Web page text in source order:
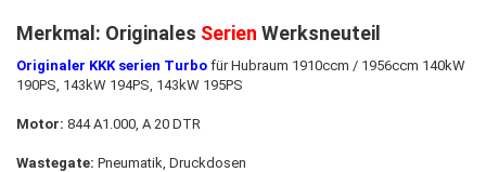
Merkmal: Originales Serien Werksneuteil
Originaler KKK serien Turbo für Hubraum 1910ccm / 1956ccm 140kW
190PS, 143kW 194PS, 143kW 195PS
Motor: 844 A1.000, A 20 DTR
Wastegate: Pneumatik, Druckdosen